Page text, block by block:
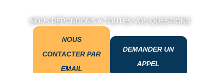
NOUS RÉPONDONS À TOUTES VOS QUESTIONS
NOUS
CONTACTER PAR
EMAIL
DEMANDER UN
APPEL